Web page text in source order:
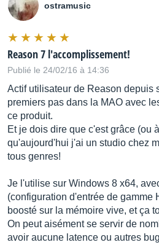
ostramusic
Reason 7 l'accomplissement!
Publié le 24/02/16 à 14:36
Actif utilisateur de Reason depuis
premiers pas dans la MAO avec
ce produit.
Et je dois dire que c'est grâce (ou
qu'aujourd'hui j'ai un studio chez
tous genres!
Je l'utilise sur Windows 8 x64,
(configuration d'entrée de gamme
boosté sur la mémoire vive, et ça
On peut aisément se servir de
avoir aucune latence ou autres